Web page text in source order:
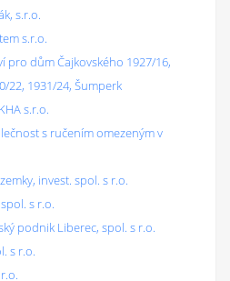
s.r.o.
s.r.o.
pro dům Čajkovského 1927/16,
22, 1931/24, Šumperk
s.r.o.
s ručením omezeným v
invest. spol. s r.o.
s r.o.
podnik Liberec, spol. s r.o.
s r.o.